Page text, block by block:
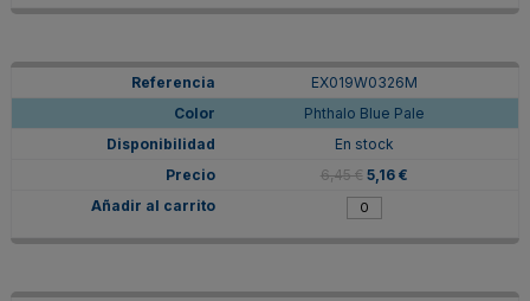
EX019W0326M
Phthalo Blue Pale
En stock
6,45 € 5,16 €